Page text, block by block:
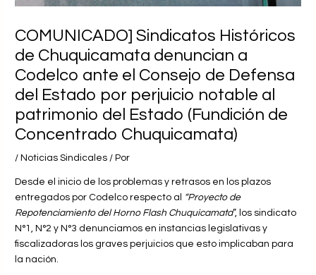
COMUNICADO] Sindicatos Históricos
de Chuquicamata denuncian a
Codelco ante el Consejo de Defensa
del Estado por perjuicio notable al
patrimonio del Estado (Fundición de
Concentrado Chuquicamata)
/Noticias Sindicales / Por
Desde el inicio de los problemas y retrasos en los plazos
entregados por Codelco respecto al
“Proyecto de
Repotenciamiento del Horno Flash Chuquicamata”, los sindicato
N°1, N°2 y N°3 denunciamos en instancias legislativas y
fiscalizadoras los graves perjuicios que esto implicaban para
la nación.